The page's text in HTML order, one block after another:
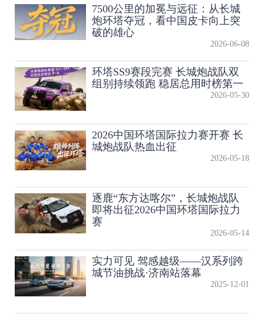
7500公里的加冕与远征：从长城
炮环塔夺冠，看中国皮卡向上突
破的雄心
2026-06-08
环塔SS9赛段完赛 长城炮战队双
组别持续领跑 稳居总用时榜第一
2026-05-30
2026中国环塔国际拉力赛开赛 长
城炮战队热血出征
2026-05-18
逐鹿“东方达喀尔”，长城炮战队
即将出征2026中国环塔国际拉力
赛
2026-05-14
实力可见 驾感越级——汉系列跨
城节油挑战·济南站落幕
2025-12-01